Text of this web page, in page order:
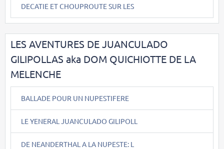
DECATIE ET CHOUPROUTE SUR LES
LES AVENTURES DE JUANCULADO
GILIPOLLAS aka DOM QUICHIOTTE DE LA
MELENCHE
BALLADE POUR UN NUPESTIFERE
LE YENERAL JUANCULADO GILIPOLL
DE NEANDERTHAL A LA NUPESTE: L